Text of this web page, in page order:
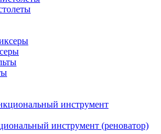
инструмент (реноватор)